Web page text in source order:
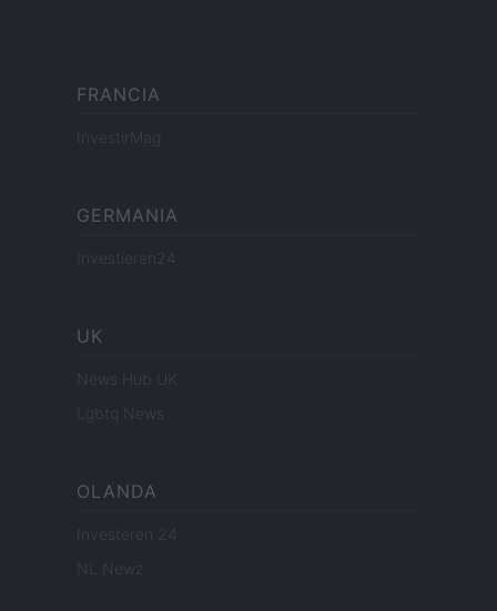
FRANCIA
InvestirMag
GERMANIA
Investieren24
UK
News Hub UK
Lgbtq News
OLANDA
Investeren 24
NL Newz